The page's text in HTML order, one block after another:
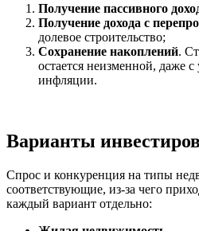
Получение пассивного
Получение дохода с
долевое строительство;
Сохранение накоплений.
остается неизменной, даже
инфляции.
Варианты
Спрос и конкуренция на типы
соответствующие, из-за чего
каждый вариант отдельно: